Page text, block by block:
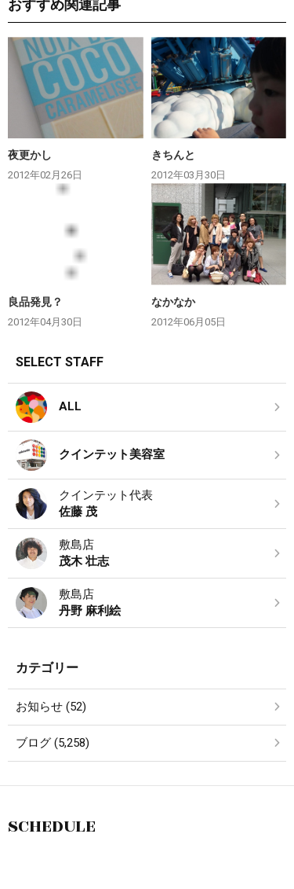
おすすめ関連記事
夜更かし
2012年02月26日
きちんと
2012年03月30日
良品発見？
2012年04月30日
なかなか
2012年06月05日
SELECT STAFF
ALL
クインテット美容室
クインテット代表
佐藤 茂
敷島店
茂木 壮志
敷島店
丹野 麻利絵
カテゴリー
お知らせ (52)
ブログ (5,258)
SCHEDULE